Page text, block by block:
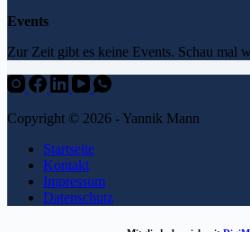
Events
Zur Zeit gibt es keine Events. Schau mal
Copyright © 2026 - Yannik Mann
Startseite
Kontakt
Impressum
Datenschutz